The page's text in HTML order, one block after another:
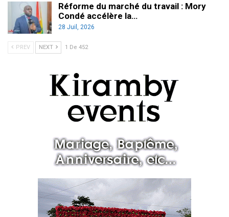
Réforme du marché du travail : Mory
Condé accélère la…
28 Juil, 2026
PREV NEXT 1 De 452